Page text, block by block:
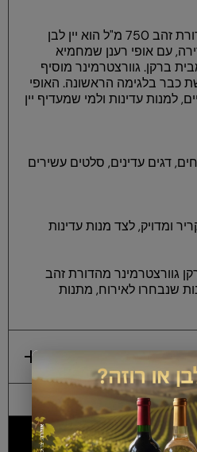
🍷 ברקן גוורצטרמינר מהדורת זהב 750 מ"ל הוא יין לבן
עם אופי רענן שמחמיא
ברקן. גוורצטרמינר מוסיף
כבר בלגימה הראשונה. האופי
למנות עדינות ולמי שמעדיף יין
דגים עדינים, סלטים עשירים
ומדויק, לצד מנות עדינות
גוורצטרמינר מהדורת זהב
שנבחרו לאירוח, מתנות
אותנו?